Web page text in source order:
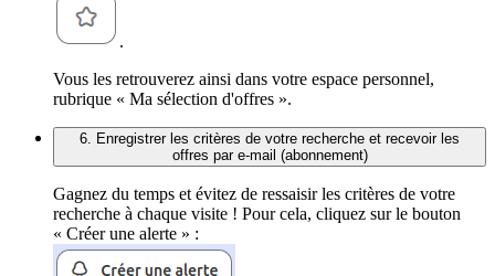
.
Vous les retrouverez ainsi dans votre espace personnel,
rubrique « Ma sélection d'offres ».
6. Enregistrer les critères de votre recherche et recevoir les
offres par e-mail (abonnement)
Gagnez du temps et évitez de ressaisir les critères de votre
recherche à chaque visite ! Pour cela, cliquez sur le bouton
« Créer une alerte » :